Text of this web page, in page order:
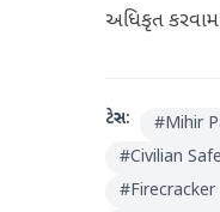
અધિકૃત
ટેગ્સ: #Mihir
#Civilian
#Firecracker